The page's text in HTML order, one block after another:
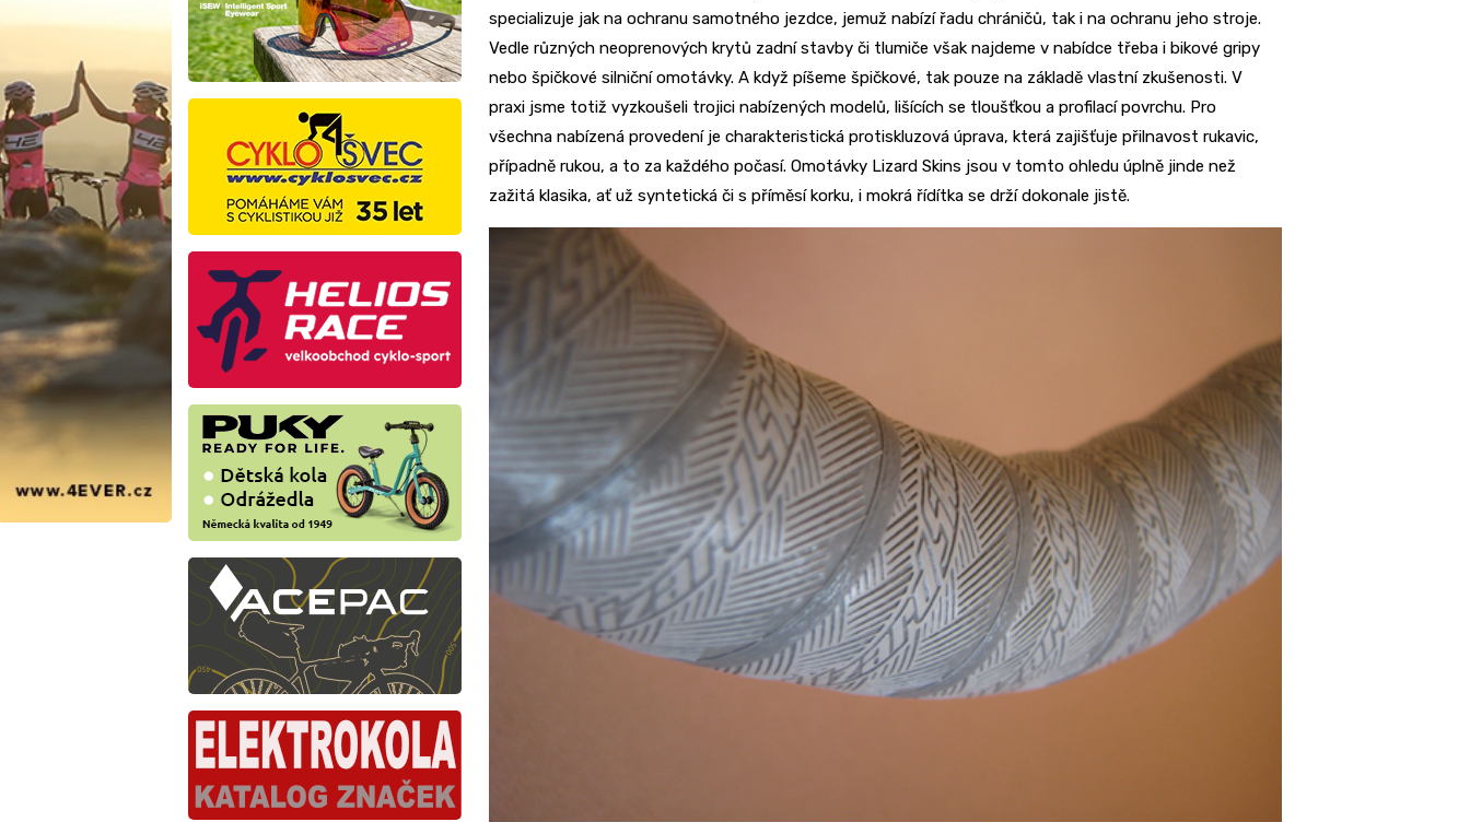
specializuje jak na ochranu samotného jezdce, jemuž nabízí řadu chráničů, tak i na ochranu jeho stroje.
Vedle různých neoprenových krytů zadní stavby či tlumiče však najdeme v nabídce třeba i bikové gripy
nebo špičkové silniční omotávky. A když píšeme špičkové, tak pouze na základě vlastní zkušenosti. V
praxi jsme totiž vyzkoušeli trojici nabízených modelů, lišících se tloušťkou a profilací povrchu. Pro
všechna nabízená provedení je charakteristická protiskluzová úprava, která zajišťuje přilnavost rukavic,
případně rukou, a to za každého počasí. Omotávky Lizard Skins jsou v tomto ohledu úplně jinde než
zažitá klasika, ať už syntetická či s příměsí korku, i mokrá řídítka se drží dokonale jistě.